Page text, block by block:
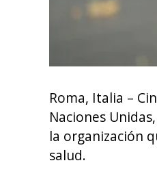
Roma, Italia –
Naciones
la organización
salud.